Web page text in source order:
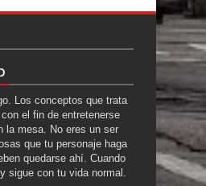
Los conceptos que trata
el fin de entretenerse
la mesa. No eres un ser
que tu personaje haga
quedarse ahí. Cuando
sigue con tu vida normal.